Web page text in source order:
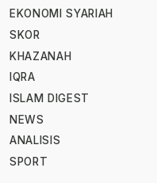
EKONOMI SYARIAH
SKOR
KHAZANAH
IQRA
ISLAM DIGEST
NEWS
ANALISIS
SPORT